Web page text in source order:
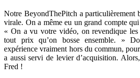
Notre BeyondThePitch a particulièrement
virale. On a même eu un grand compte
« On a vu votre vidéo, on revendique
tout prix qu’on bosse ensemble. »
expérience vraiment hors du commun,
a aussi servi de levier d’acquisition.
Fred !